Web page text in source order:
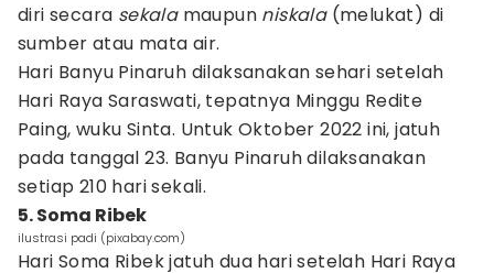
diri secara sekalamaupun niskala(melukat) di
sumber atau mata air.
Hari Banyu Pinaruh dilaksanakan sehari setelah
Hari Raya Saraswati, tepatnya Minggu Redite
Paing, wuku Sinta. Untuk Oktober 2022 ini, jatuh
pada tanggal 23. Banyu Pinaruh dilaksanakan
setiap 210 hari sekali.
5. Soma Ribek
ilustrasi padi (pixabay.com)
Hari Soma Ribek jatuh dua hari setelah Hari Raya